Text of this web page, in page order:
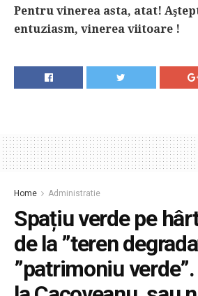
Pentru vinerea asta, atat!
entuziasm, vinerea viitoare !
Home Administratie
Spațiu verde pe
de la ”teren
”patrimoniu